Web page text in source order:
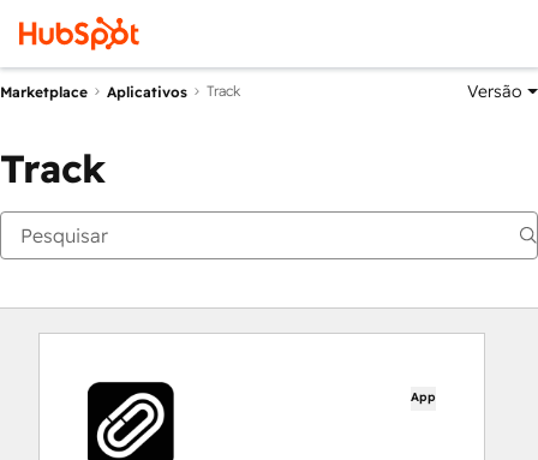
Marketplace Aplicativos Track Versão
Track
App